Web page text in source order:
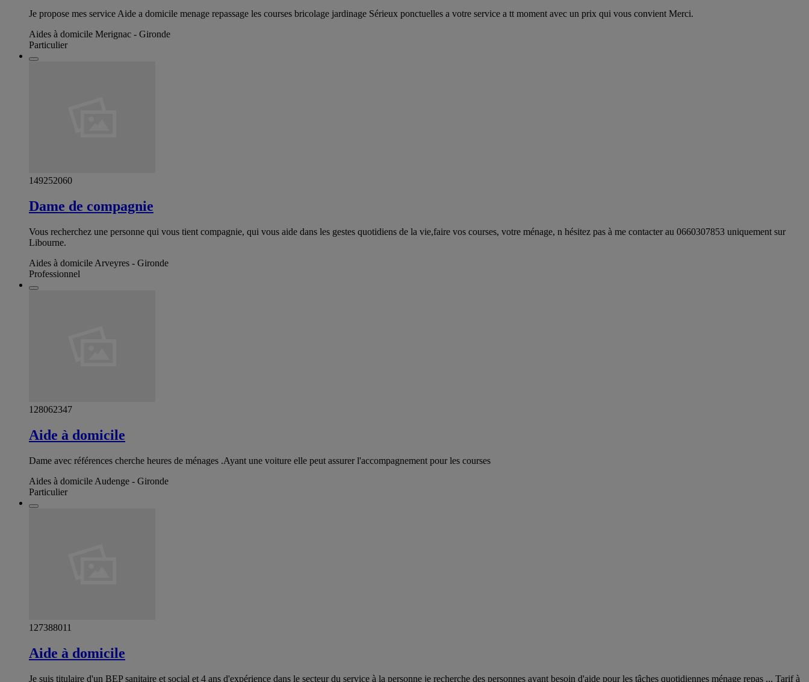
Je propose mes service Aide a domicile menage repassage les courses bricolage jardinage Sérieux ponctuelles a votre service a tt moment avec un prix qui vous convient Merci.
Aides à domicile Merignac - Gironde
Particulier
149252060
Dame de compagnie
Vous recherchez une personne qui vous tient compagnie, qui vous aide dans les gestes quotidiens de la vie,faire vos courses, votre ménage, n hésitez pas à me contacter au 0660307853 uniquement sur
Libourne.
Aides à domicile Arveyres - Gironde
Professionnel
128062347
Aide à domicile
Dame avec références cherche heures de ménages .Ayant une voiture elle peut assurer l'accompagnement pour les courses
Aides à domicile Audenge - Gironde
Particulier
127388011
Aide à domicile
Je suis titulaire d'un BEP sanitaire et social et 4 ans d'expérience dans le secteur du service à la personne je recherche des personnes ayant besoin d'aide pour les tâches quotidiennes ménage repas ... Tarif à